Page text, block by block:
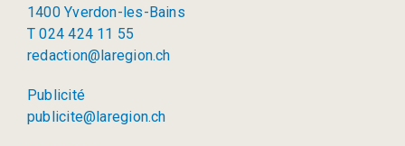
1400 Yverdon-les-Bains
T 024 424 11 55
redaction@laregion.ch
Publicité
publicite@laregion.ch